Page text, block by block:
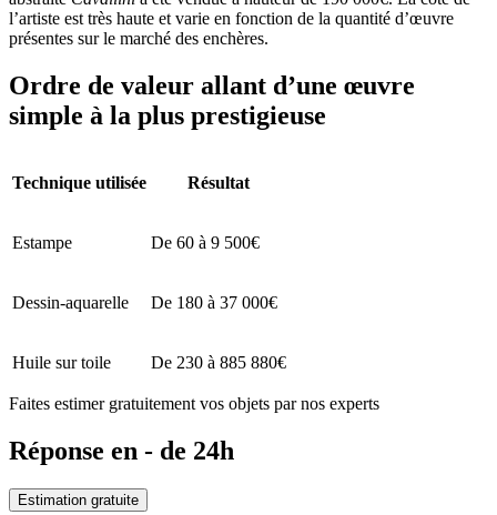
l’artiste est très haute et varie en fonction de la quantité d’œuvre
présentes sur le marché des enchères.
Ordre de valeur allant d’une œuvre
simple à la plus prestigieuse
Technique utilisée Résultat
Estampe De 60 à 9 500€
Dessin-aquarelle De 180 à 37 000€
Huile sur toile De 230 à 885 880€
Faites estimer gratuitement vos objets par nos experts
Réponse en - de 24h
Estimation gratuite